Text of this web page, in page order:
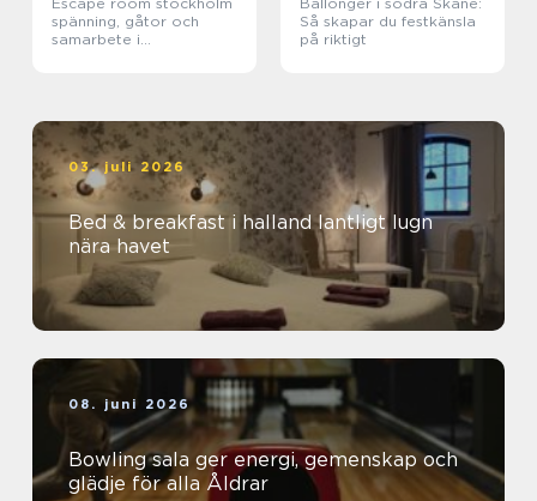
spänning, gåtor och
samarbete i
Så skapar du festkänsla
på riktigt
03. juli 2026
Bed & breakfast i halland lantligt lugn
nära havet
08. juni 2026
Bowling sala ger energi, gemenskap och
glädje för alla Åldrar